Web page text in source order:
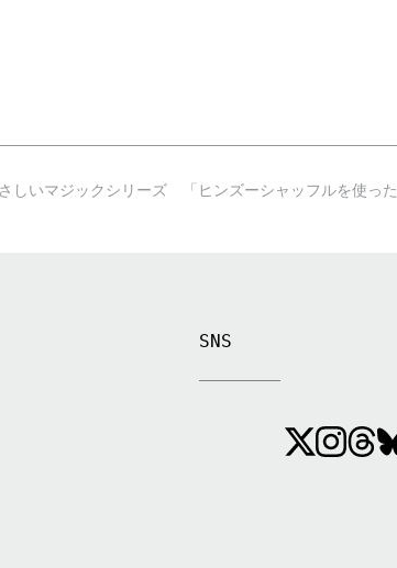
しいマジックシリーズ 「ヒンズーシャッフルを使っ
SNS